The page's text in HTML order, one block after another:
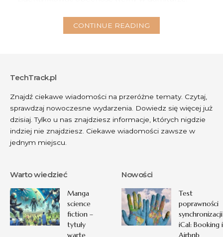
Textile Research Institute Łódź (21.09.2025,
Włókna poliestrowe mają charakterystyczny
34% rynku premium.
Rekomendacja:Porównuj próbki materiału ze
wzornikiem lub skorzystaj z konsultacji ze
specjalistą w salonie odzieżowym.
Jak rozpoznać skład tkaniny garnituru
Dotyk to najszybszy sposób weryfikacji domowego
surowca. Wełna jest miękka, elastyczna i często lekko
sprężysta, co łatwo odczuć podczas ściskania
CONTINUE READING
TechTrack.pl
Znajdź ciekawe wiadomości na przeróżne tematy. Czytaj,
sprawdzaj nowoczesne wydarzenia. Dowiedz się więcej już
dzisiaj. Tylko u nas znajdziesz informacje, których nigdzie
indziej nie znajdziesz. Ciekawe wiadomości zawsze w
jednym miejscu.
Warto wiedzieć
Manga
science
fiction –
tytuły
warte
Nowości
Test
poprawności
synchronizacji
iCal: Booking i
Airbnb